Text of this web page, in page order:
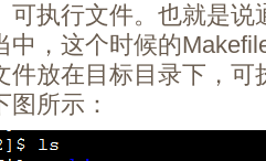
可执行文件。也就是说
中，这个时候的
件放在目标目录下，可
所示：